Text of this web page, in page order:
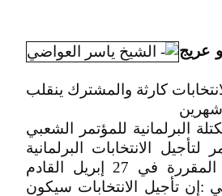
عريج
كارثة والمشترك ينقلب
شهرين
البرلمانية للمؤتمر الشعبي
لتأجيل الانتخابات البرلمانية
الرابعة في اليمن المقررة في 27 إبريل القادم
:إن تأجيل الانتخابات سيكون